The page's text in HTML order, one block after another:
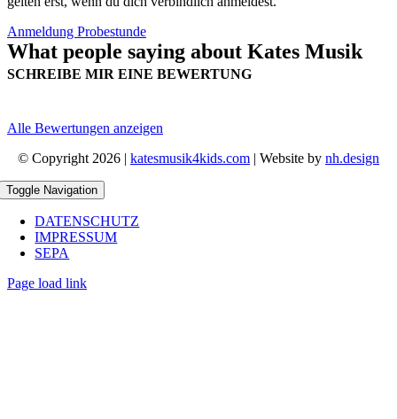
Anmeldung Probestunde
What people saying about Kates Musik
SCHREIBE MIR EINE BEWERTUNG
Alle Bewertungen anzeigen
© Copyright 2026 | katesmusik4kids.com | Website by nh.design
Toggle Navigation
DATENSCHUTZ
IMPRESSUM
SEPA
Page load link